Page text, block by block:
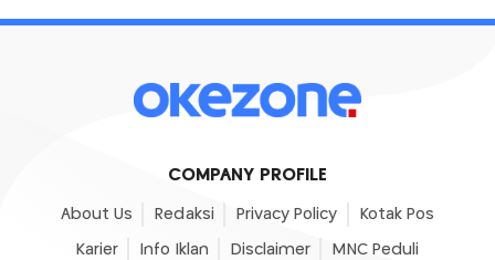
COMPANY PROFILE
About Us Redaksi Privacy Policy Kotak Pos
Karier Info Iklan Disclaimer MNC Peduli